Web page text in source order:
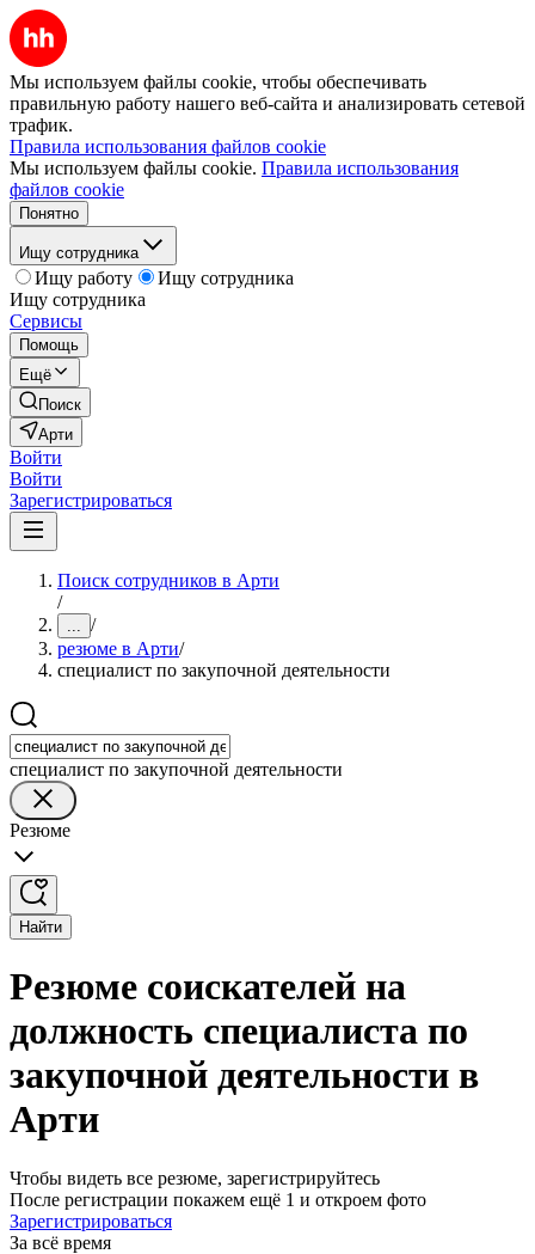
Мы используем файлы cookie, чтобы обеспечивать
правильную работу нашего веб-сайта и анализировать сетевой
трафик.
Правила использования файлов cookie
Мы используем файлы cookie. Правила использования
файлов cookie
Понятно
Ищу сотрудника
Ищу работу
Ищу сотрудника
Ищу сотрудника
Сервисы
Помощь
Ещё
Поиск
Арти
Войти
Войти
Зарегистрироваться
Поиск сотрудников в Арти
/
... /
резюме в Арти/
специалист по закупочной деятельности
специалист по закупочной деятельности
Резюме
Найти
Резюме соискателей на
должность специалиста по
закупочной деятельности в
Арти
Чтобы видеть все резюме, зарегистрируйтесь
После регистрации покажем ещё 1 и откроем фото
Зарегистрироваться
За всё время